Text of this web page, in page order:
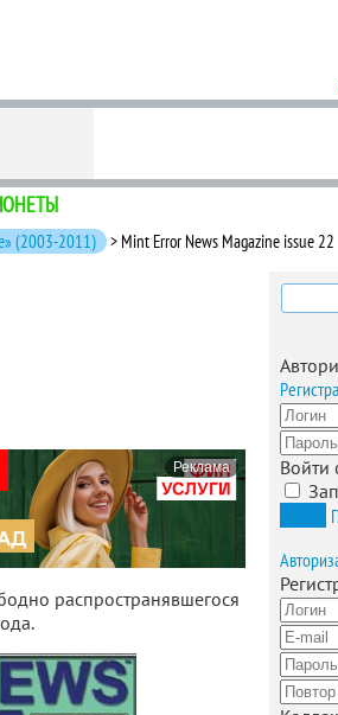
(2003-2011) > Mint Error News Magazine issue 22
Реклама
распространявшегося
Найти: